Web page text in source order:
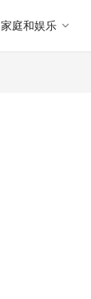
家庭和娱乐